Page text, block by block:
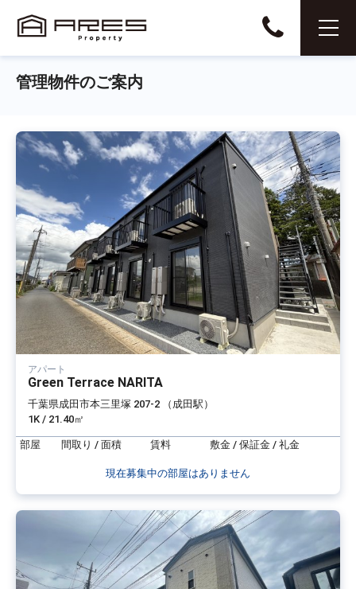
管理物件のご案内
アパート
Green Terrace NARITA
千葉県成田市本三里塚 207-2 （成田駅）
1K / 21.40㎡
部屋 間取り / 面積 賃料 敷金 / 保証金 / 礼金
現在募集中の部屋はありません